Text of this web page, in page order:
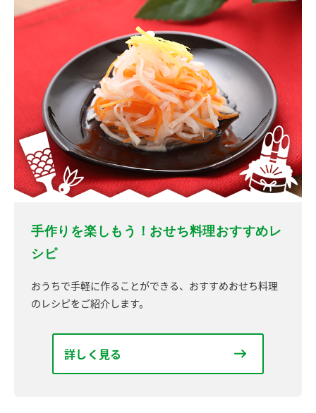
手作りを楽しもう！おせち料理おすすめレ
シピ
おうちで手軽に作ることができる、おすすめおせち料理
のレシピをご紹介します。
詳しく見る